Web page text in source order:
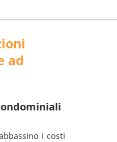
ad
i costi